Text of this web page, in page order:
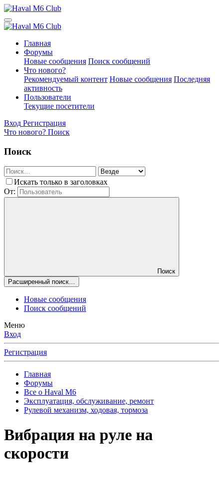
Главная
Форумы
Новые сообщения Поиск сообщений
Что нового?
Рекомендуемый контент Новые сообщения Последняя
активность
Пользователи
Текущие посетители
Вход Регистрация
Что нового? Поиск
Поиск
Искать только в заголовках
От:
Поиск
Расширенный поиск…
Новые сообщения
Поиск сообщений
Меню
Вход
Регистрация
Главная
Форумы
Все о Haval M6
Эксплуатация, обслуживание, ремонт
Рулевой механизм, ходовая, тормоза
Вибрация на руле на
скорости